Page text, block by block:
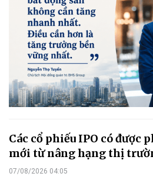
Các cổ phiếu IPO có được
mới từ nâng hạng thị
07/08/2026 04:05